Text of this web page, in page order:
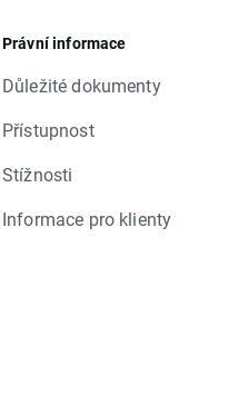
Právní informace
Důležité dokumenty
Přístupnost
Stížnosti
Informace pro klienty